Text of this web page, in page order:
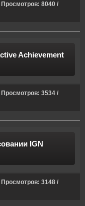
8040 /
Achievement
3534 /
IGN
3148 /